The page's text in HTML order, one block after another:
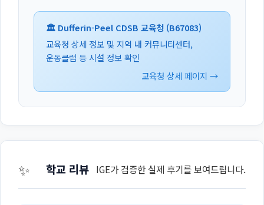
🏛️ Dufferin-Peel CDSB 교육청 (B67083)
교육청 상세 정보 및 지역 내 커뮤니티센터,
운동클럽 등 시설 정보 확인
교육청 상세 페이지 →
✨ 학교 리뷰 IGE가 검증한 실제 후기를 보여드립니다.